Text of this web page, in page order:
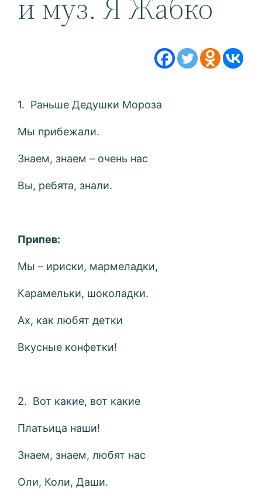
1. Раньше Дедушки Мороза
Мы прибежали.
Знаем, знаем – очень нас
Вы, ребята, знали.
Припев:
Мы – ириски, мармеладки,
Карамельки, шоколадки.
Ах, как любят детки
Вкусные конфетки!
2. Вот какие, вот какие
Платьица наши!
Знаем, знаем, любят нас
Оли, Коли, Даши.